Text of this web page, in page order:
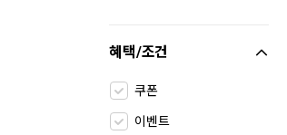
혜택/조건
쿠폰
이벤트